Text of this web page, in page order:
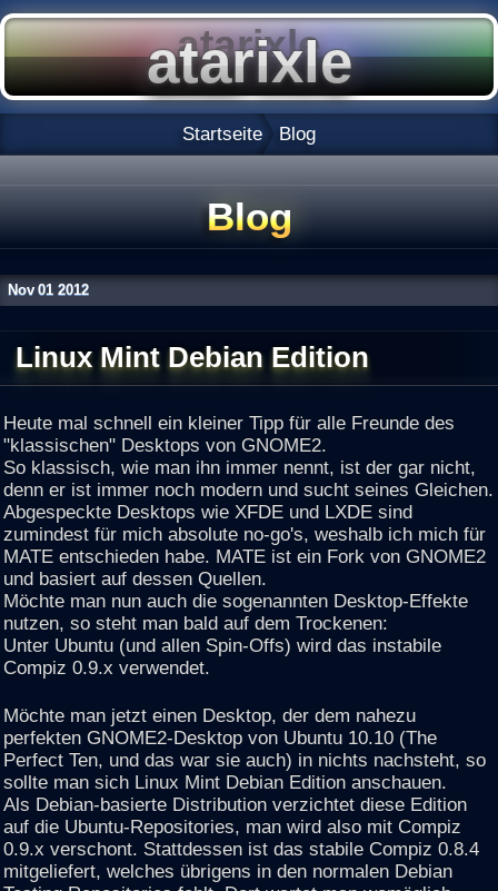
Startseite Blog
Blog
Nov 01 2012
Linux Mint Debian Edition
Heute mal schnell ein kleiner Tipp für alle Freunde des
"klassischen" Desktops von GNOME2.
So klassisch, wie man ihn immer nennt, ist der gar nicht,
denn er ist immer noch modern und sucht seines Gleichen.
Abgespeckte Desktops wie XFDE und LXDE sind
zumindest für mich absolute no-go's, weshalb ich mich für
MATE entschieden habe. MATE ist ein Fork von GNOME2
und basiert auf dessen Quellen.
Möchte man nun auch die sogenannten Desktop-Effekte
nutzen, so steht man bald auf dem Trockenen:
Unter Ubuntu (und allen Spin-Offs) wird das instabile
Compiz 0.9.x verwendet.
Möchte man jetzt einen Desktop, der dem nahezu
perfekten GNOME2-Desktop von Ubuntu 10.10 (The
Perfect Ten, und das war sie auch) in nichts nachsteht, so
sollte man sich Linux Mint Debian Edition anschauen.
Als Debian-basierte Distribution verzichtet diese Edition
auf die Ubuntu-Repositories, man wird also mit Compiz
0.9.x verschont. Stattdessen ist das stabile Compiz 0.8.4
mitgeliefert, welches übrigens in den normalen Debian